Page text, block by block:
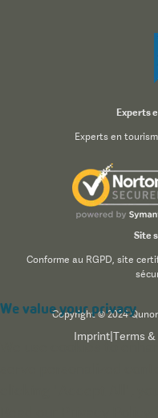
Experts
Experts en
Site
Conforme au RGPD, site
Copyright © 2024
Imprint| Terms
We value your privacy
We use cookies to